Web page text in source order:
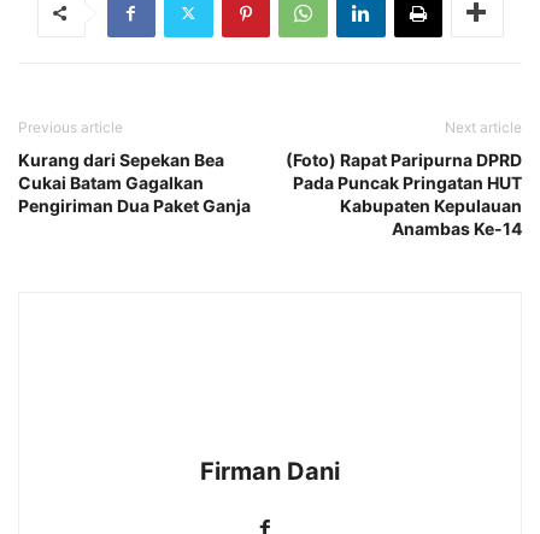
Previous article
Kurang dari Sepekan Bea
Cukai Batam Gagalkan
Pengiriman Dua Paket Ganja
Next article
(Foto) Rapat Paripurna DPRD
Pada Puncak Pringatan HUT
Kabupaten Kepulauan
Anambas Ke-14
Firman Dani